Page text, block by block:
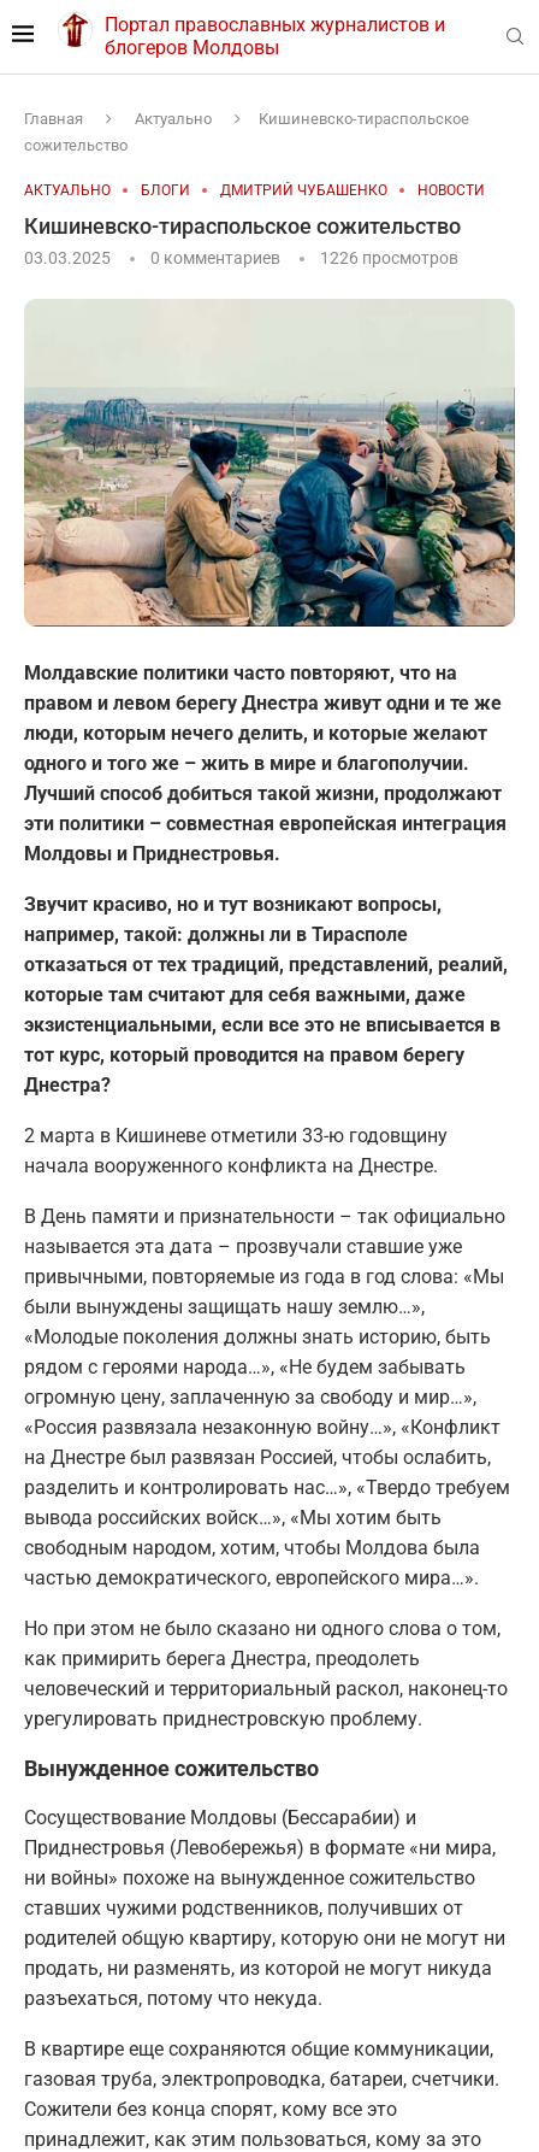
Портал православных журналистов и
блогеров Молдовы
Главная Актуально
Кишиневско-тираспольское
сожительство
АКТУАЛЬНО БЛОГИ ДМИТРИЙ ЧУБАШЕНКО НОВОСТИ
Кишиневско-тираспольское сожительство
03.03.2025 0 комментариев 1226 просмотров
Молдавские политики часто повторяют, что на
правом и левом берегу Днестра живут одни и те же
люди, которым нечего делить, и которые желают
одного и того же – жить в мире и благополучии.
Лучший способ добиться такой жизни, продолжают
эти политики – совместная европейская интеграция
Молдовы и Приднестровья.
Звучит красиво, но и тут возникают вопросы,
например, такой: должны ли в Тирасполе
отказаться от тех традиций, представлений, реалий,
которые там считают для себя важными, даже
экзистенциальными, если все это не вписывается в
тот курс, который проводится на правом берегу
Днестра?
2 марта в Кишиневе отметили 33-ю годовщину
начала вооруженного конфликта на Днестре.
В День памяти и признательности – так официально
называется эта дата – прозвучали ставшие уже
привычными, повторяемые из года в год слова: «Мы
были вынуждены защищать нашу землю…»,
«Молодые поколения должны знать историю, быть
рядом с героями народа…», «Не будем забывать
огромную цену, заплаченную за свободу и мир…»,
«Россия развязала незаконную войну…», «Конфликт
на Днестре был развязан Россией, чтобы ослабить,
разделить и контролировать нас…», «Твердо требуем
вывода российских войск…», «Мы хотим быть
свободным народом, хотим, чтобы Молдова была
частью демократического, европейского мира…».
Но при этом не было сказано ни одного слова о том,
как примирить берега Днестра, преодолеть
человеческий и территориальный раскол, наконец-то
урегулировать приднестровскую проблему.
Вынужденное сожительство
Сосуществование Молдовы (Бессарабии) и
Приднестровья (Левобережья) в формате «ни мира,
ни войны» похоже на вынужденное сожительство
ставших чужими родственников, получивших от
родителей общую квартиру, которую они не могут ни
продать, ни разменять, из которой не могут никуда
разъехаться, потому что некуда.
В квартире еще сохраняются общие коммуникации,
газовая труба, электропроводка, батареи, счетчики.
Сожители без конца спорят, кому все это
принадлежит, как этим пользоваться, кому за это